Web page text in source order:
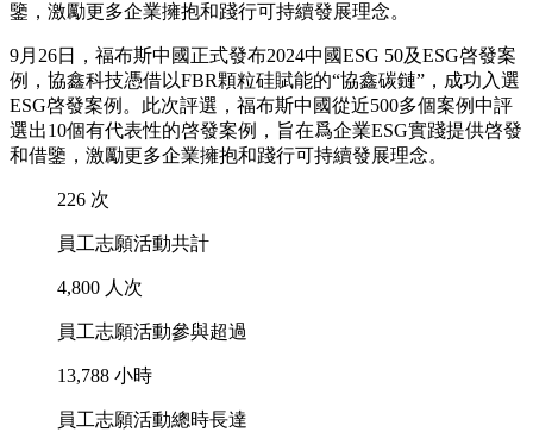
鑒，激勵更多企業擁抱和踐行可持續發展理念。
9月26日，福布斯中國正式發布2024中國ESG 50及ESG啓發案
例，協鑫科技憑借以FBR顆粒硅賦能的“協鑫碳鏈”，成功入選
ESG啓發案例。此次評選，福布斯中國從近500多個案例中評
選出10個有代表性的啓發案例，旨在爲企業ESG實踐提供啓發
和借鑒，激勵更多企業擁抱和踐行可持續發展理念。
226 次
員工志願活動共計
4,800 人次
員工志願活動參與超過
13,788 小時
員工志願活動總時長達